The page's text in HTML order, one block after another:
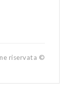
riservata ©